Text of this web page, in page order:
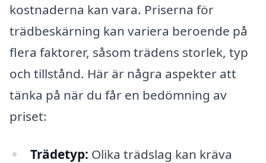
kostnaderna kan vara. Priserna för
trädbeskärning kan variera beroende på
flera faktorer, såsom trädens storlek, typ
och tillstånd. Här är några aspekter att
tänka på när du får en bedömning av
priset:
Trädetyp: Olika trädslag kan kräva